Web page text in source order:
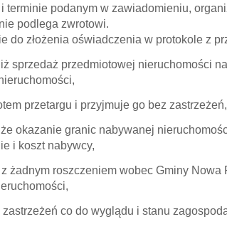
podanym w zawiadomieniu,
podlega zwrotowi.
do złożenia oświadczenia w protokole z
przedmiotowej nieruchomości
przetargu i przyjmuje go bez zastrzeżeń,
okazanie granic nabywanej
i koszt nabywcy,
roszczeniem wobec Gminy Nowa
co do wyglądu i stanu